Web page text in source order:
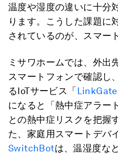
温度や湿度の違いに十分
ります。こうした課題に
されているのが、スマー
ミサワホームでは、外出
スマートフォンで確認し
るIoTサービス「
になると「熱中症アラー
との熱中症リスクを把握
た、家庭用スマートデバ
SwitchBotは、温湿度な